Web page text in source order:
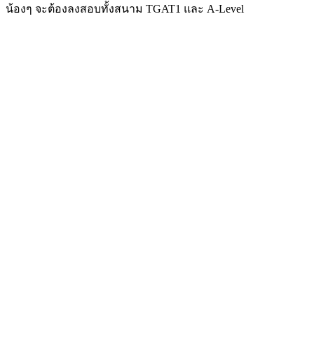
น้องๆ จะต้องลงสอบทั้งสนาม TGAT1 และ A-Level